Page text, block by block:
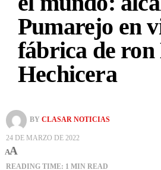
Pumarejo en
fábrica de
Hechicera
BY CLASAR NOTICIAS
24 DE MARZO DE 2022
AA
READING TIME: 1 MIN READ